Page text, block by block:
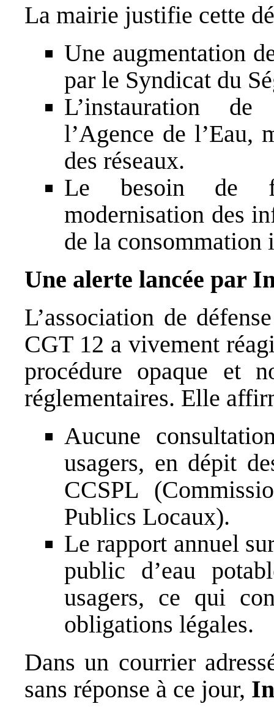
La mairie justifie cette
Une augmentation
par le Syndicat du
L’instauration
l’Agence de l’Eau,
des réseaux.
Le besoin de
modernisation des
de la
Une alerte lancée par
L’association de
CGT 12 a vivement
procédure opaque et
réglementaires. Elle
Aucune
usagers, en dépit
CCSPL
Publics Locaux).
Le rapport annuel
public d’eau
usagers, ce qui
obligations légales.
Dans un courrier
sans réponse à ce jour,